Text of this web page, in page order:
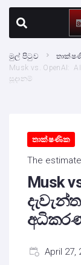
මුල් පිටුව
Musk vs.
සූදානම්
තාක්ෂණික
The
Musk
April 27,